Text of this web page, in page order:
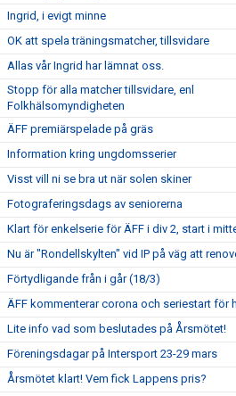
Ingrid, i evigt minne
OK att spela träningsmatcher, tillsvidare
Allas vår Ingrid har lämnat oss.
Stopp för alla matcher tillsvidare, enl
Folkhälsomyndigheten
ÄFF premiärspelade på gräs
Information kring ungdomsserier
Visst vill ni se bra ut när solen skiner
Fotograferingsdags av seniorerna
Klart för enkelserie för ÄFF i div 2, start i
Nu är "Rondellskylten" vid IP på väg att
Förtydligande från i går (18/3)
ÄFF kommenterar corona och seriestart för
Lite info vad som beslutades på Årsmötet!
Föreningsdagar på Intersport 23-29 mars
Årsmötet klart! Vem fick Lappens pris?